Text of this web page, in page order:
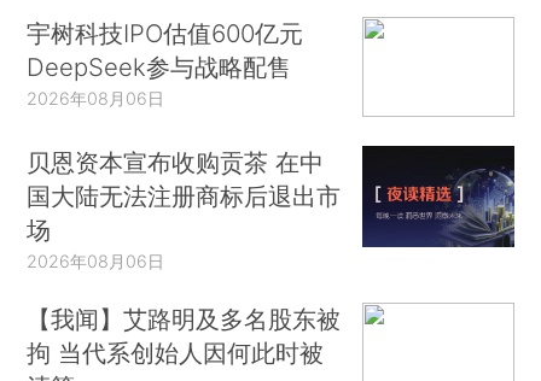
宇树科技IPO估值600亿元
DeepSeek参与战略配售
2026年08月06日
贝恩资本宣布收购贡茶 在中
国大陆无法注册商标后退出市
场
2026年08月06日
【我闻】艾路明及多名股东被
拘 当代系创始人因何此时被